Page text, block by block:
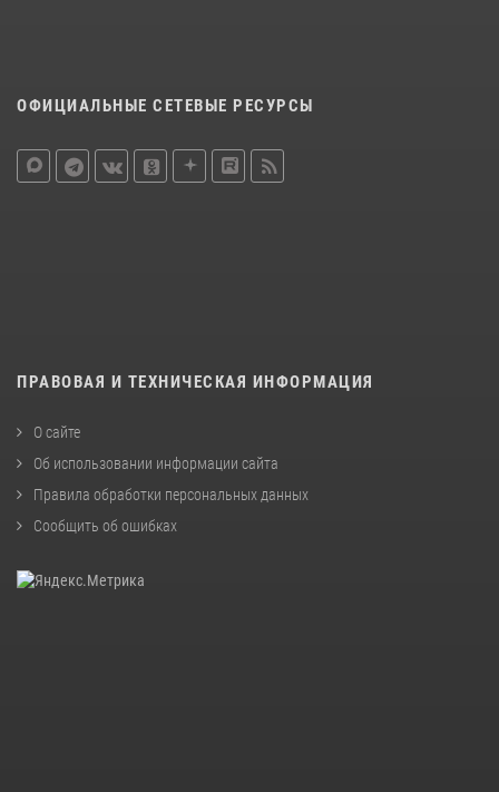
ОФИЦИАЛЬНЫЕ СЕТЕВЫЕ РЕСУРСЫ
ПРАВОВАЯ И ТЕХНИЧЕСКАЯ ИНФОРМАЦИЯ
О сайте
Об использовании информации сайта
Правила обработки персональных данных
Сообщить об ошибках